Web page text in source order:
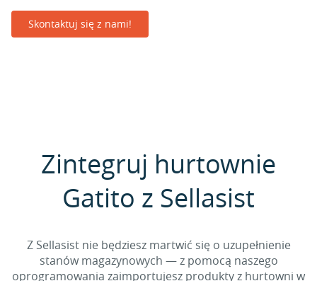
Skontaktuj się z nami!
Zintegruj hurtownie
Gatito z Sellasist
Z Sellasist nie będziesz martwić się o uzupełnienie
stanów magazynowych — z pomocą naszego
oprogramowania zaimportujesz produkty z hurtowni w